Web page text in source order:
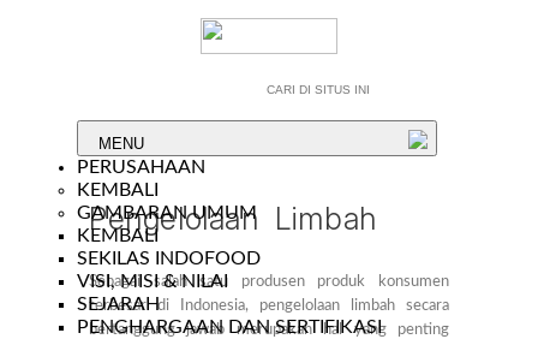
MENU
PERUSAHAAN
KEMBALI
GAMBARAN UMUM
KEMBALI
SEKILAS INDOFOOD
VISI, MISI & NILAI
SEJARAH
PENGHARGAAN DAN SERTIFIKASI
Pengelolaan Limbah
Sebagai salah satu produsen produk konsumen
terbesar di Indonesia, pengelolaan limbah secara
bertanggung jawab merupakan hal yang penting